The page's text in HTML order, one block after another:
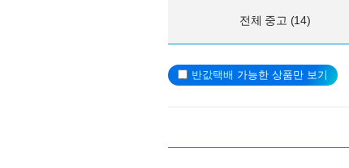
전체 중고 (14)
반값택배 가능한 상품만 보기